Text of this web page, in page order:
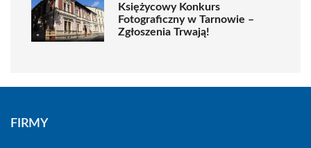
Księżycowy Konkurs
Fotograficzny w Tarnowie –
Zgłoszenia Trwają!
FIRMY